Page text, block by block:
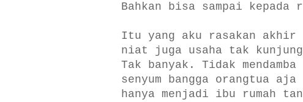
Bahkan bisa sampai kepada
Itu yang aku rasakan akhir
niat juga usaha tak kunjung
Tak banyak. Tidak
senyum bangga orangtua
hanya menjadi ibu rumah